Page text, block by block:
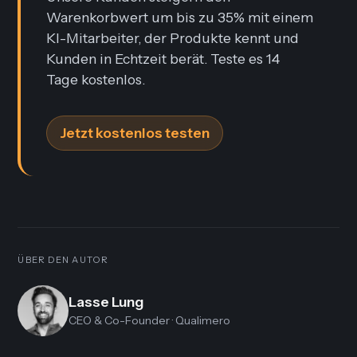
Warenkorbwert um bis zu 35% mit einem
KI-Mitarbeiter, der Produkte kennt und
Kunden in Echtzeit berät. Teste es 14
Tage kostenlos.
Jetzt kostenlos testen
ÜBER DEN AUTOR
Lasse Lung
CEO & Co-Founder· Qualimero